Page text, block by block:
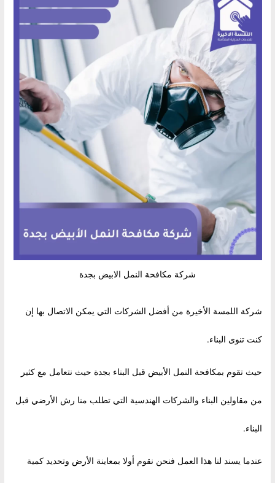
شركة مكافحة النمل الابيض بجدة
شركة اللمسة الأخيرة من أفضل الشركات التي يمكن الاتصال بها إن
كنت تنوى البناء.
حيث تقوم بمكافحة النمل الأبيض قبل البناء بجدة حيث نتعامل مع كثير
من مقاولين البناء والشركات الهندسية التي تطلب منا رش الأرضي قبل
البناء.
عندما يسند لنا هذا العمل فنحن نقوم أولا بمعاينة الأرض وتحديد كمية